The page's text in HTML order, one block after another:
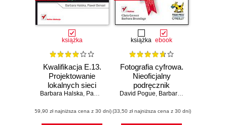
książka
Kwalifikacja E.13.
Projektowanie
lokalnych sieci
komputerowych i
sieciami
Barbara Halska, Paweł Bensel
(59,90 zł najniższa cena z 30 dni)
książka ebook
Fotografia cyfrowa.
Nieoficjalny
podręcznik
David Pogue, Barbara Brundage
(33,50 zł najniższa cena z 30 dni)